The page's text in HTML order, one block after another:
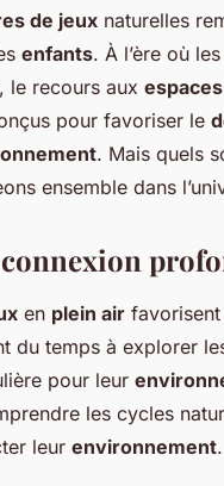
le
de jeux naturelles
enfants. À l’ère où
le recours aux
pour favoriser le
. Mais quels
ensemble dans
en plein air
du temps à explorer
pour leur
les cycles
leur environnement.